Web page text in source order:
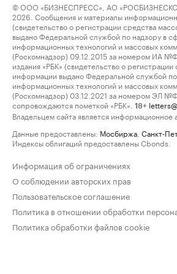
© ООО «БИЗНЕСПРЕСС», АО
2026. Сообщения и материалы
(свидетельство о регистрации средства
выдано Федеральной службой по надзору в
информационных технологий и массовых
(Роскомнадзор) 09.12.2015 за номером ИА
издания «РБК» (свидетельство о
информации выдано Федеральной службой
информационных технологий и массовых
(Роскомнадзор) 03.12.2021 за номером ЭЛ
сопровождаются пометкой «РБК».
18+
Владельцем сайта является информационное
Данные предоставлены: Мосбиржа Санкт-
Индексы облигаций предоставлены Cbonds.
Информация об ограничениях
О соблюдении авторских прав
Пользовательское соглашение
Политика в отношении обработки
Политика обработки файлов cookie